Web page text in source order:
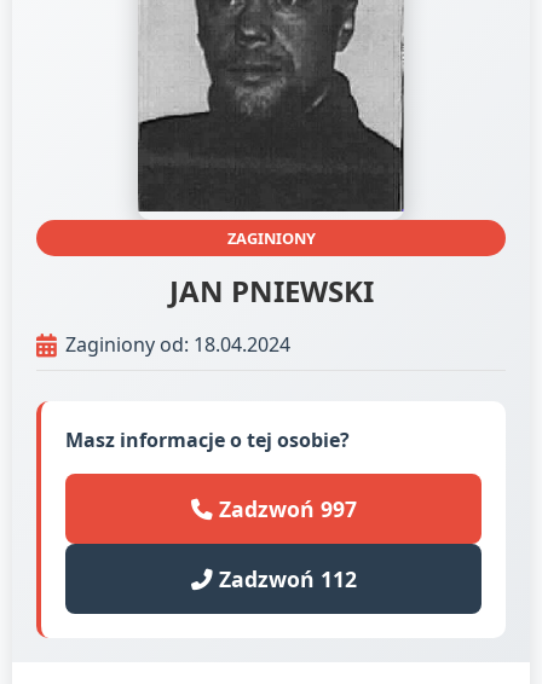
ZAGINIONY
JAN PNIEWSKI
Zaginiony od: 18.04.2024
Masz informacje o tej osobie?
Zadzwoń 997
Zadzwoń 112